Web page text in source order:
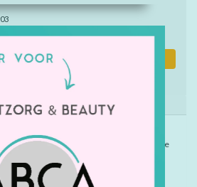
Toevoegen aan winkelwagen
te krijgen. Leuk spelletje om je geduld te